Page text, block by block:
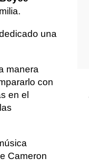
una
manera
con
en el
Cameron